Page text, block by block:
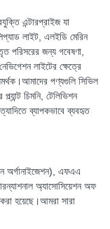
এন্টারপ্রাইজ যা
লাইট, এলইডি মেরিন
পরিসরের জন্য গবেষণা,
লাইটের ক্ষেত্রে
পণ্যগুলি সিভিল
চিমনি, টেলিভিশন
ব্যাপকভাবে ব্যবহৃত
অর্গানাইজেশন), এফএএ
অ্যাসোসিয়েশন অফ
হয়েছে।আমরা সারা